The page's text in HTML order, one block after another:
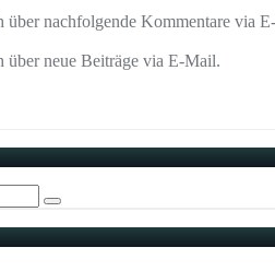
über nachfolgende Kommentare via
über neue Beiträge via E-Mail.